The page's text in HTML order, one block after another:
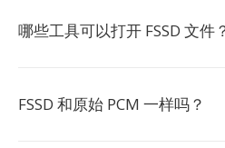
哪些工具可以打开 FSSD 文件
FSSD 和原始 PCM 一样吗？